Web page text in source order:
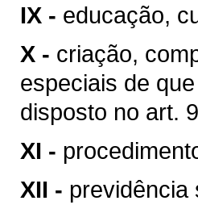
IX - educação,
X - criação,
especiais de
disposto no art.
XI -
XII - previdência